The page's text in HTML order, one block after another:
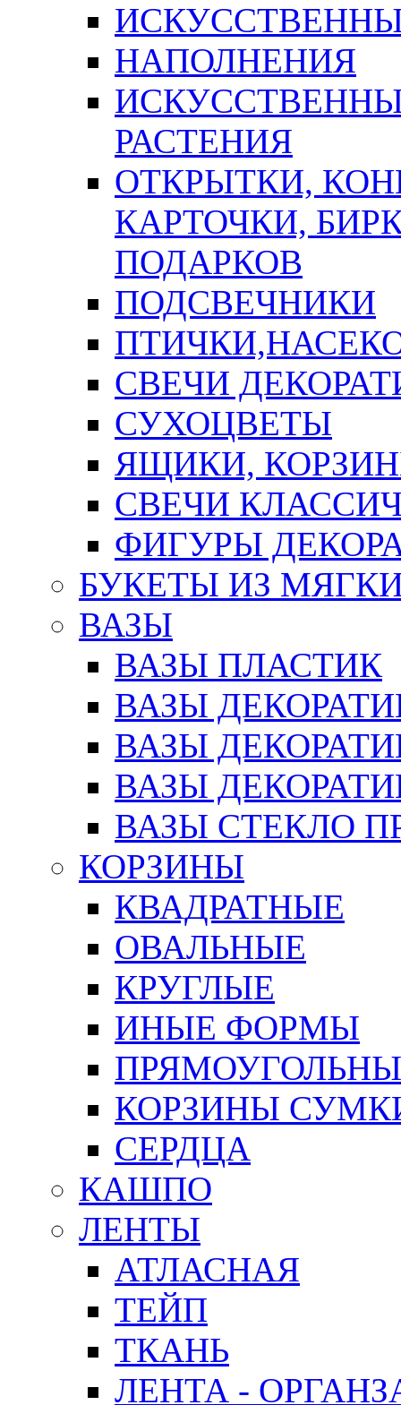
НАПОЛНЕНИЯ
РАСТЕНИЯ
ОТКРЫТКИ,
КАРТОЧКИ,
ПОДАРКОВ
ПОДСВЕЧНИКИ
СВЕЧИ
СУХОЦВЕТЫ
ЯЩИКИ,
СВЕЧИ
ФИГУРЫ
БУКЕТЫ ИЗ
ВАЗЫ
ВАЗЫ ПЛАСТИК
ВАЗЫ
ВАЗЫ
ВАЗЫ
ВАЗЫ СТЕКЛО
КОРЗИНЫ
КВАДРАТНЫЕ
ОВАЛЬНЫЕ
КРУГЛЫЕ
ИНЫЕ ФОРМЫ
КОРЗИНЫ
СЕРДЦА
КАШПО
ЛЕНТЫ
АТЛАСНАЯ
ТЕЙП
ТКАНЬ
ЛЕНТА -